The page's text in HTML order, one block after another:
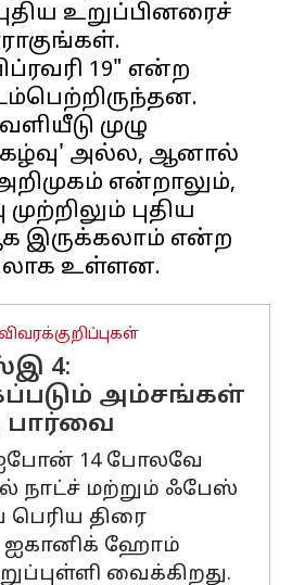
உறுப்பினரைச்
19" என்ற
முழு
அல்ல, ஆனால்
அறிமுகம் என்றாலும்,
முற்றிலும் புதிய
இருக்கலாம் என்ற
4:
அம்சங்கள்
பார்வை
14 போலவே
நாட்ச் மற்றும் ஃபேஸ்
பெரிய திரை
ஐகானிக் ஹோம்
வைக்கிறது.